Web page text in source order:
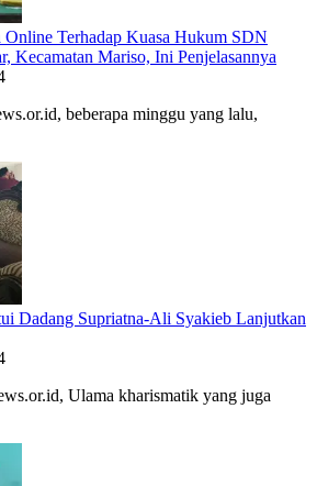
Terhadap Kuasa Hukum SDN
Kecamatan Mariso, Ini Penjelasannya
beberapa minggu yang lalu,
Dadang Supriatna-Ali Syakieb Lanjutkan
Ulama kharismatik yang juga